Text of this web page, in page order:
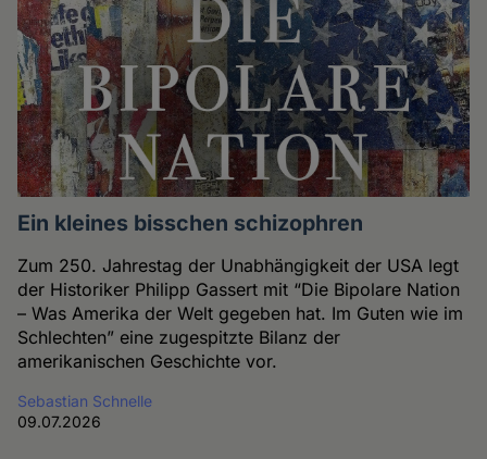
Ein kleines bisschen schizophren
Zum 250. Jahrestag der Unabhängigkeit der USA legt
der Historiker Philipp Gassert mit “Die Bipolare Nation
– Was Amerika der Welt gegeben hat. Im Guten wie im
Schlechten” eine zugespitzte Bilanz der
amerikanischen Geschichte vor.
Sebastian Schnelle
09.07.2026